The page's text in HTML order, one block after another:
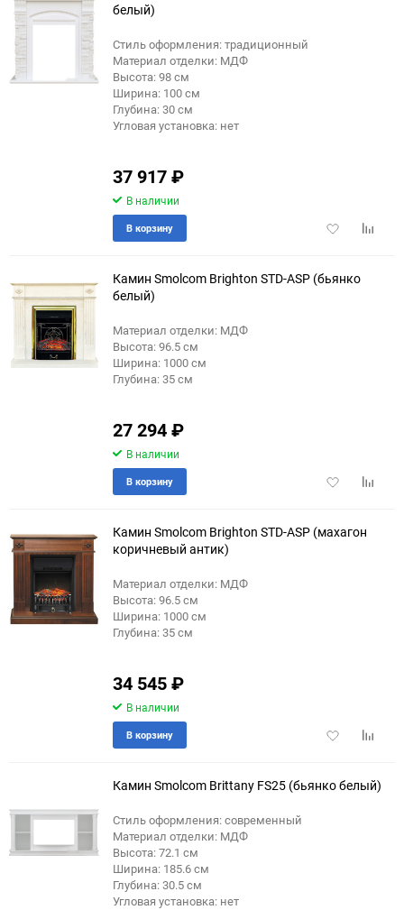
белый)
Стиль оформления: традиционный
Материал отделки: МДФ
Высота: 98 см
Ширина: 100 см
Глубина: 30 см
Угловая установка: нет
37 917₽
В наличии
Добавить
В корзину
Камин Smolcom Brighton STD-ASP (бьянко
белый)
Материал отделки: МДФ
Высота: 96.5 см
Ширина: 1000 см
Глубина: 35 см
27 294₽
В наличии
Добавить
В корзину
Камин Smolcom Brighton STD-ASP (махагон
коричневый антик)
Материал отделки: МДФ
Высота: 96.5 см
Ширина: 1000 см
Глубина: 35 см
34 545₽
В наличии
Добавить
В корзину
Камин Smolcom Brittany FS25 (бьянко белый)
Стиль оформления: современный
Материал отделки: МДФ
Высота: 72.1 см
Ширина: 185.6 см
Глубина: 30.5 см
Угловая установка: нет